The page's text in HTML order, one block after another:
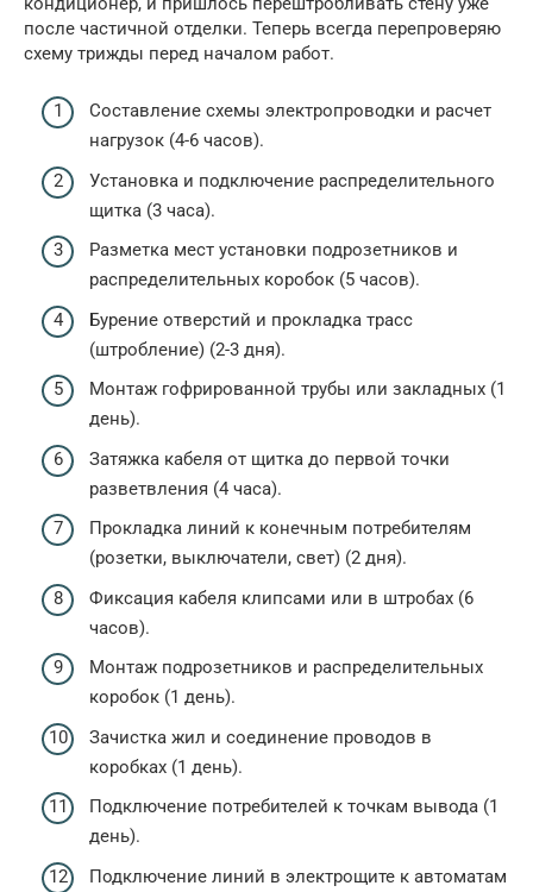
после частичной отделки. Теперь всегда перепроверяю
схему трижды перед началом работ.
Составление схемы электропроводки и расчет
нагрузок (4-6 часов).
Установка и подключение распределительного
щитка (3 часа).
Разметка мест установки подрозетников и
распределительных коробок (5 часов).
Бурение отверстий и прокладка трасс
(штробление) (2-3 дня).
Монтаж гофрированной трубы или закладных (1
день).
Затяжка кабеля от щитка до первой точки
разветвления (4 часа).
Прокладка линий к конечным потребителям
(розетки, выключатели, свет) (2 дня).
Фиксация кабеля клипсами или в штробах (6
часов).
Монтаж подрозетников и распределительных
коробок (1 день).
Зачистка жил и соединение проводов в
коробках (1 день).
Подключение потребителей к точкам вывода (1
день).
Подключение линий в электрощите к автоматам